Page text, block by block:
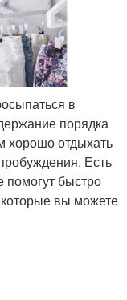
в
порядка
хорошо отдыхать
Есть
помогут быстро
которые вы можете